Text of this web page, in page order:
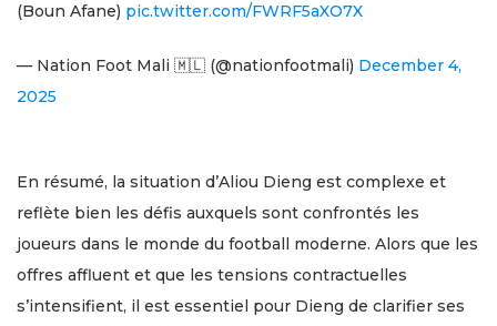
(Boun Afane) pic.twitter.com/FWRF5aXO7X
— Nation Foot Mali 🇲🇱 (@nationfootmali) December 4,
2025
En résumé, la situation d’Aliou Dieng est complexe et
reflète bien les défis auxquels sont confrontés les
joueurs dans le monde du football moderne. Alors que les
offres affluent et que les tensions contractuelles
s’intensifient, il est essentiel pour Dieng de clarifier ses